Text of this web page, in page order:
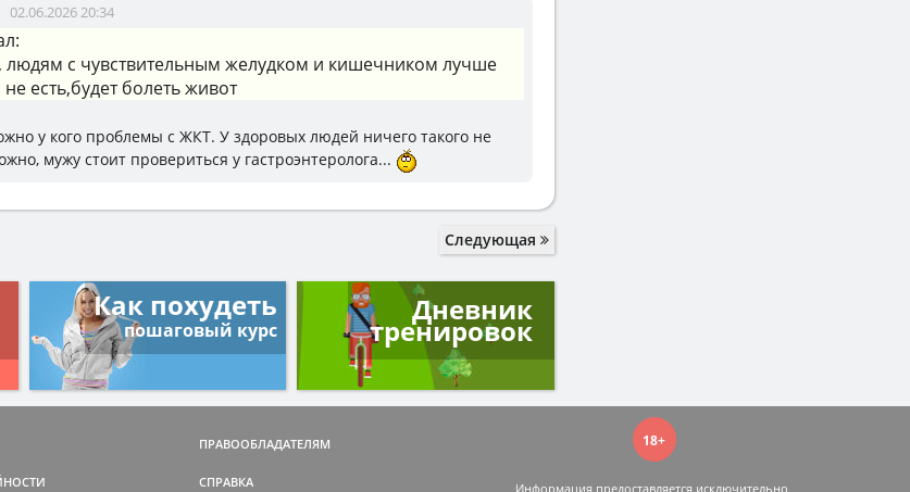
02.06.2026 20:34
людям с чувствительным желудком и кишечником лучше
есть,будет болеть живот
у кого проблемы с ЖКТ. У здоровых людей ничего такого не
мужу стоит провериться у гастроэнтеролога...
Следующая
Как похудеть
пошаговый курс
Дневник
тренировок
ПРАВООБЛАДАТЕЛЯМ
СПРАВКА
18+
Информация предоставляется исключительно